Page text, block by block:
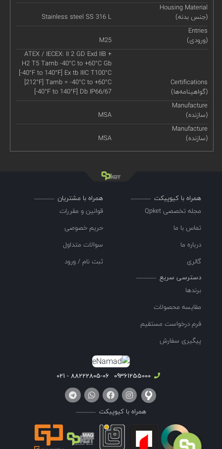
Housing Material
(جنس بدنه)
Stainless steel SS 316 L
Entries
(ورودی)
M25
Certifications
(گواهینامه‌ها)
ATEX / IECEX: II 2 GD Exd IIB +
H2 T5 Tamb -40°C to +60°C Gb
[-40°F to 140°F] Ex tb IIIC T100°C
[212°F] Tamb = -40°C to +60°C
[-40°F to 140°F] Db IP66/67
Manufacture
(سازنده)
MSA
Manufacture
(سازنده)
MSA
همراه با کیوپیکت
مجله تخصصی Qpket
تماس با ما
درباره ما
گالری
همراه با مشتریان
قوانین و مقررات
حریم خصوصی
سوالات متداول
ثبت نام / ورود
دسترسی سریع
برندها
مقایسه محصولات
فرم درخواست مستقیم
پیگیری سفارش
09361255000
88222805-06 - 021
همراه با کیوپیکت